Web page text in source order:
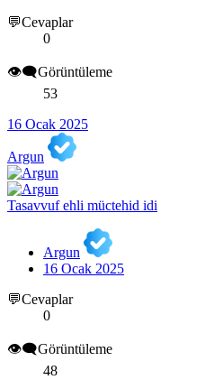
💬Cevaplar
0
👁️‍🗨️Görüntüleme
53
16 Ocak 2025
Argun
Tasavvuf ehli müctehid idi
Argun
16 Ocak 2025
💬Cevaplar
0
👁️‍🗨️Görüntüleme
48